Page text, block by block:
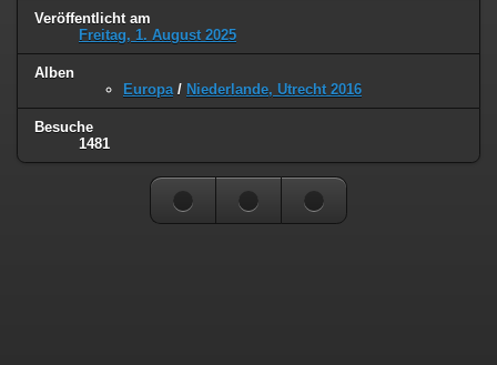
Veröffentlicht am
Freitag, 1. August 2025
Alben
Europa / Niederlande, Utrecht 2016
Besuche
1481